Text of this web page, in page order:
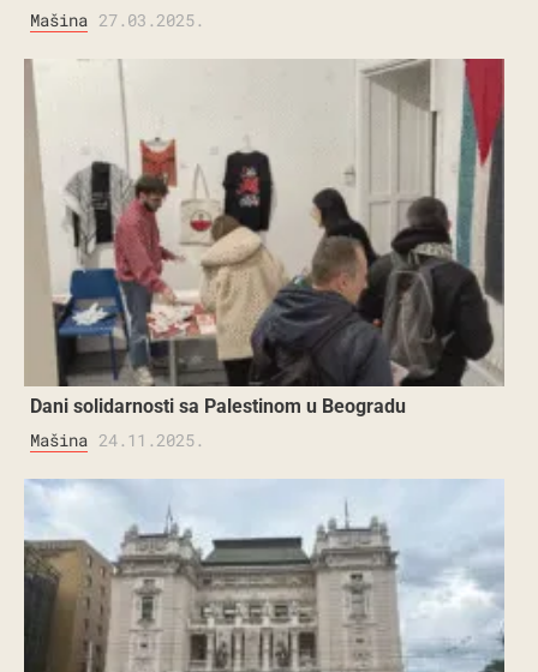
Mašina 27.03.2025.
Dani solidarnosti sa Palestinom u Beogradu
Mašina 24.11.2025.